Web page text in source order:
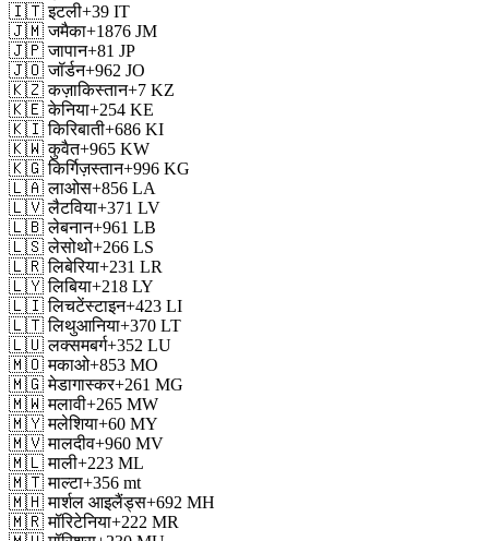
🇮🇹 इटली+39 IT
🇯🇲 जमैका+1876 JM
🇯🇵 जापान+81 JP
🇯🇴 जॉर्डन+962 JO
🇰🇿 कज़ाकिस्तान+7 KZ
🇰🇪 केनिया+254 KE
🇰🇮 किरिबाती+686 KI
🇰🇼 कुवैत+965 KW
🇰🇬 किर्गिज़स्तान+996 KG
🇱🇦 लाओस+856 LA
🇱🇻 लैटविया+371 LV
🇱🇧 लेबनान+961 LB
🇱🇸 लेसोथो+266 LS
🇱🇷 लिबेरिया+231 LR
🇱🇾 लिबिया+218 LY
🇱🇮 लिचटेंस्टाइन+423 LI
🇱🇹 लिथुआनिया+370 LT
🇱🇺 लक्समबर्ग+352 LU
🇲🇴 मकाओ+853 MO
🇲🇬 मेडागास्कर+261 MG
🇲🇼 मलावी+265 MW
🇲🇾 मलेशिया+60 MY
🇲🇻 मालदीव+960 MV
🇲🇱 माली+223 ML
🇲🇹 माल्टा+356 mt
🇲🇭 मार्शल आइलैंड्स+692 MH
🇲🇷 मॉरिटेनिया+222 MR